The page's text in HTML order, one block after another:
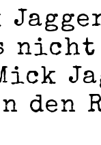
nicht
den